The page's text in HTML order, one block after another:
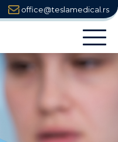
office@teslamedical.rs